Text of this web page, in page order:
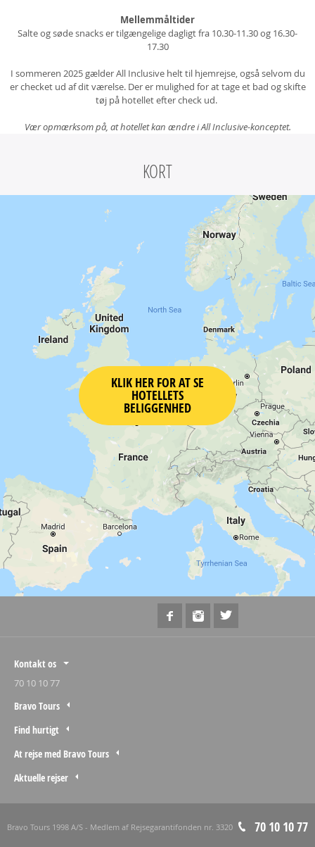
Mellemmåltider
Salte og søde snacks er tilgængelige dagligt fra 10.30-11.30 og 16.30-
17.30
I sommeren 2025 gælder All Inclusive helt til hjemrejse, også selvom du
er checket ud af dit værelse. Der er mulighed for at tage et bad og skifte
tøj på hotellet efter check ud.
Vær opmærksom på, at hotellet kan ændre i All Inclusive-konceptet.
KORT
KLIK HER FOR AT SE
HOTELLETS
BELIGGENHED
Kontakt os
70 10 10 77
Bravo Tours
Find hurtigt
At rejse med Bravo Tours
Aktuelle rejser
Bravo Tours 1998 A/S - Medlem af Rejsegarantifonden nr. 3320 70 10 10 77